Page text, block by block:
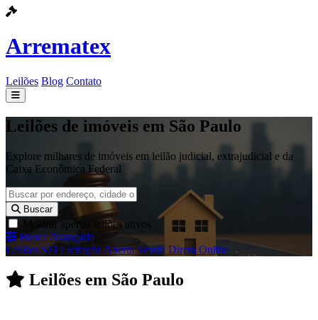
Arrematex
Leilões Blog Contato
Leilões
Leilões de imóveis em São Paulo
Explore milhares de imóveis em leilão judicial, extrajudicial e da
Caixa Econômica Federal
Buscar
Mostrar apenas leilões ativos
Busca Avançada
Leilões SFI Licitação Aberta Venda Direta Online
Leilões em São Paulo